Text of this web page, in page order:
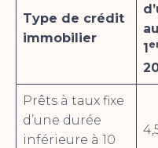
Type de crédit
immobilier
au
1
Prêts à taux fixe
d’une durée
inférieure à 10